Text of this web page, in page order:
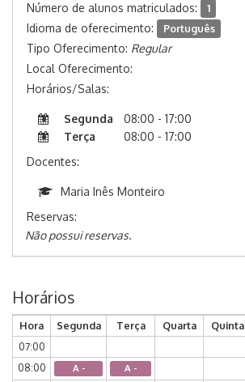
Número de alunos matriculados: 1
Idioma de oferecimento: Português
Tipo Oferecimento: Regular
Local Oferecimento:
Horários/Salas:
Segunda
08:00 - 17:00
Terça
08:00 - 17:00
Docentes:
Maria Inês Monteiro
Reservas:
Não possui reservas.
Horários
Hora Segunda Terça Quarta Quinta
07:00
08:00
A - A -